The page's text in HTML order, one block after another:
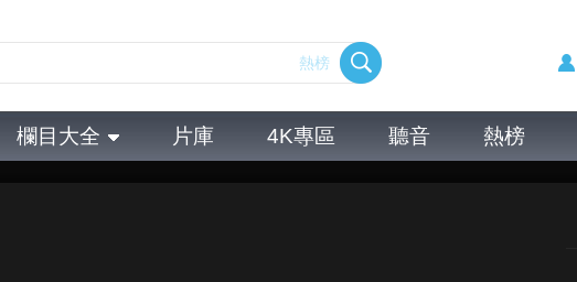
熱榜
欄目大全 片庫 4K專區 聽音 熱榜